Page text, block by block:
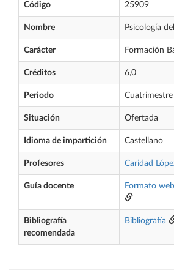
Código 25909
Nombre Psicología
Carácter Formación
Créditos 6,0
Periodo
Situación Ofertada
Idioma de impartición Castellano
Profesores Caridad
Guía docente Formato web
Bibliografía
recomendada
Bibliografía